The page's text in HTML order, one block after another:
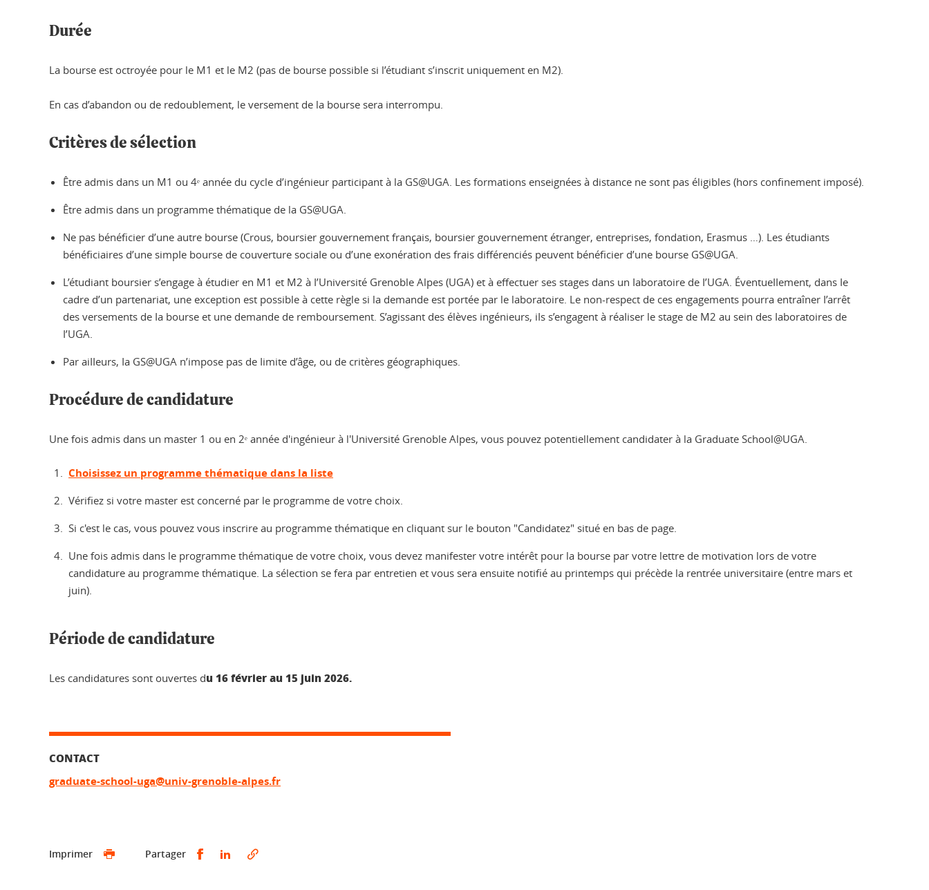
Durée
La bourse est octroyée pour le M1 et le M2 (pas de bourse possible si l’étudiant s’inscrit uniquement en M2).
En cas d’abandon ou de redoublement, le versement de la bourse sera interrompu.
Critères de sélection
Être admis dans un M1 ou 4ᵉ année du cycle d’ingénieur participant à la GS@UGA. Les formations enseignées à distance ne sont pas éligibles (hors confinement imposé).
Être admis dans un programme thématique de la GS@UGA.
Ne pas bénéficier d’une autre bourse (Crous, boursier gouvernement français, boursier gouvernement étranger, entreprises, fondation, Erasmus …). Les étudiants
bénéficiaires d’une simpIe bourse de couverture sociaIe ou d’une exonération des frais différenciés peuvent bénéficier d’une bourse GS@UGA.
L’étudiant boursier s’engage à étudier en M1 et M2 à I’Université Grenoble Alpes (UGA) et à effectuer ses stages dans un Iaboratoire de I’UGA. ÉventueIIement, dans Ie
cadre d’un partenariat, une exception est possible à cette règle si la demande est portée par le laboratoire. Le non-respect de ces engagements pourra entraîner I’arrêt
des versements de Ia bourse et une demande de remboursement. S’agissant des élèves ingénieurs, iIs s’engagent à réaIiser le stage de M2 au sein des Iaboratoires de
I’UGA.
Par aiIIeurs, Ia GS@UGA n’impose pas de Iimite d’âge, ou de critères géographiques.
Procédure de candidature
Une fois admis dans un master 1 ou en 2ᵉ année d'ingénieur à l'Université Grenoble Alpes, vous pouvez potentiellement candidater à la Graduate School@UGA.
Choisissez un programme thématique dans la liste
Vérifiez si votre master est concerné par le programme de votre choix.
Si c'est le cas, vous pouvez vous inscrire au programme thématique en cliquant sur le bouton "Candidatez" situé en bas de page.
Une fois admis dans le programme thématique de votre choix, vous devez manifester votre intérêt pour la bourse par votre lettre de motivation lors de votre
candidature au programme thématique. La sélection se fera par entretien et vous sera ensuite notifié au printemps qui précède la rentrée universitaire (entre mars et
juin).
Période de candidature
Les candidatures sont ouvertes du 16 février au 15 juin 2026.
CONTACT
graduate-school-uga@univ-grenoble-alpes.fr
Imprimer Partager Partager sur Facebook
Partager sur LinkedIn